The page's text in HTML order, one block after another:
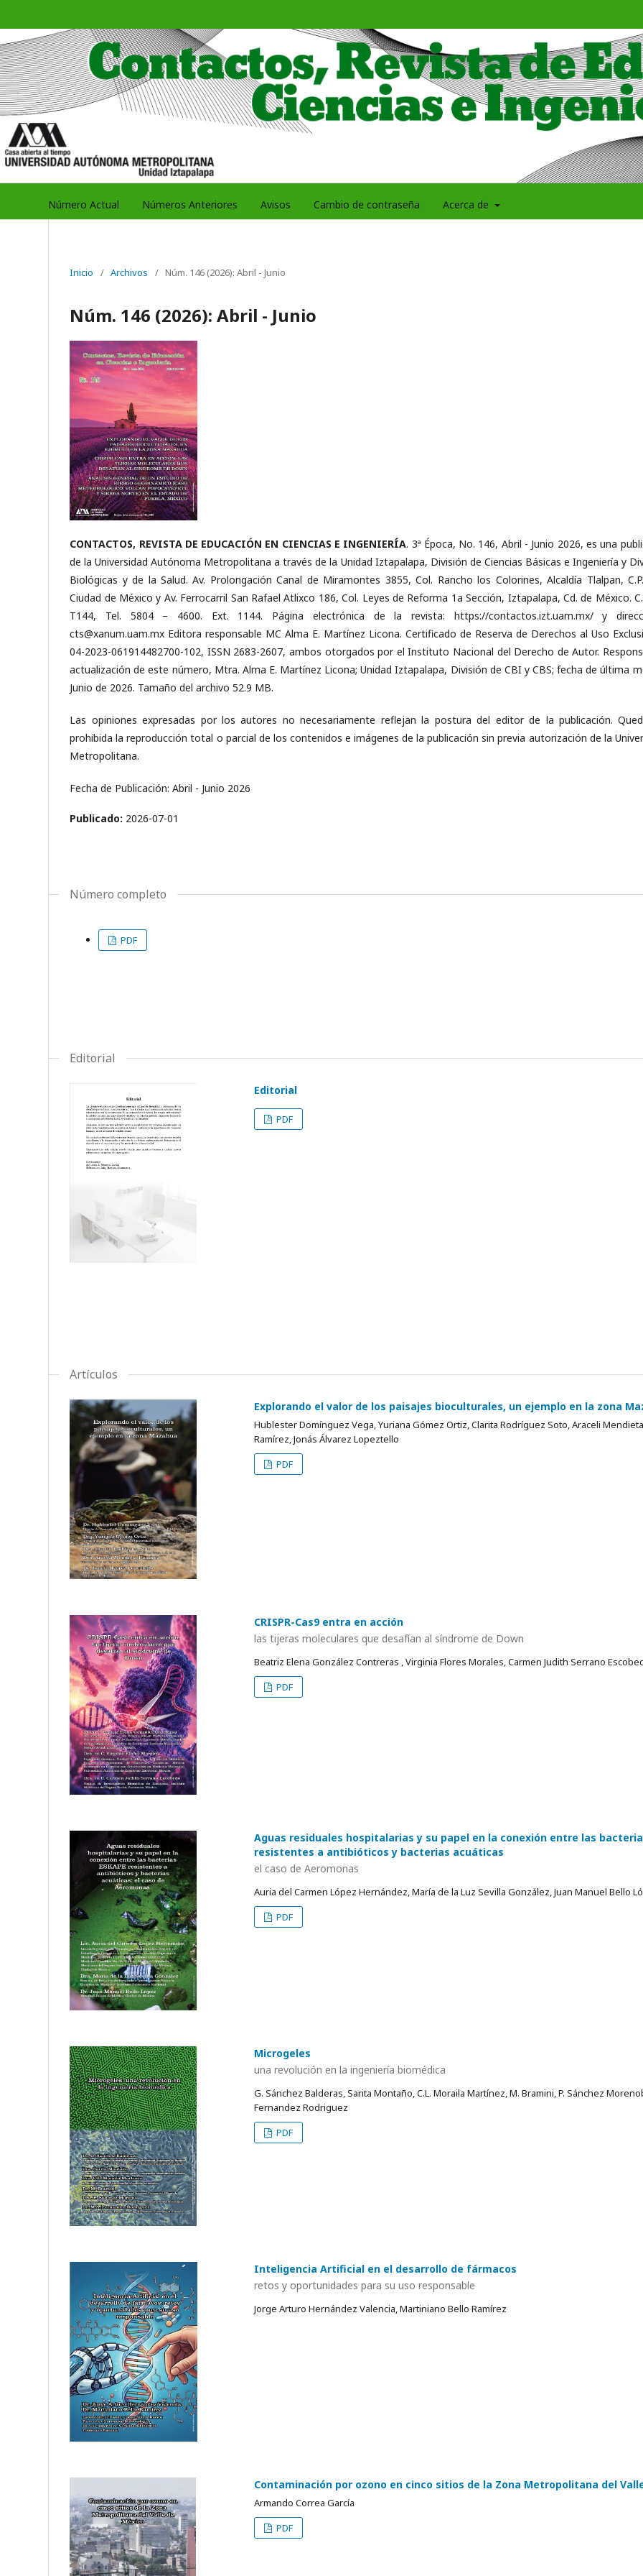
Número Actual Números Anteriores Avisos Cambio de contraseña Acerca de
Inicio / Archivos / Núm. 146 (2026): Abril - Junio
Núm. 146 (2026): Abril - Junio
CONTACTOS, REVISTA DE EDUCACIÓN EN CIENCIAS E INGENIERÍA. 3ª Época, No. 146, Abril - Junio 2026, es una
de la Universidad Autónoma Metropolitana a través de la Unidad Iztapalapa, División de Ciencias Básicas e Ingeniería y
Biológicas y de la Salud. Av. Prolongación Canal de Miramontes 3855, Col. Rancho los Colorines, Alcaldía Tlalpan,
Ciudad de México y Av. Ferrocarril San Rafael Atlixco 186, Col. Leyes de Reforma 1a Sección, Iztapalapa, Cd. de México.
T144, Tel. 5804 – 4600. Ext. 1144. Página electrónica de la revista: https://contactos.izt.uam.mx/ y
cts@xanum.uam.mx Editora responsable MC Alma E. Martínez Licona. Certificado de Reserva de Derechos al Uso
04-2023-061914482700-102, ISSN 2683-2607, ambos otorgados por el Instituto Nacional del Derecho de Autor.
actualización de este número, Mtra. Alma E. Martínez Licona; Unidad Iztapalapa, División de CBI y CBS; fecha de última
Junio de 2026. Tamaño del archivo 52.9 MB.
Las opiniones expresadas por los autores no necesariamente reflejan la postura del editor de la publicación.
prohibida la reproducción total o parcial de los contenidos e imágenes de la publicación sin previa autorización de la
Metropolitana.
Fecha de Publicación: Abril - Junio 2026
Publicado: 2026-07-01
Número completo
PDF
Editorial
Editorial
PDF
Artículos
Explorando el valor de los paisajes bioculturales, un ejemplo en la zona
Hublester Domínguez Vega, Yuriana Gómez Ortiz, Clarita Rodríguez Soto, Araceli
Ramírez, Jonás Álvarez Lopeztello
PDF
CRISPR-Cas9 entra en acción
las tijeras moleculares que desafían al síndrome de Down
Beatriz Elena González Contreras , Virginia Flores Morales, Carmen Judith Serrano
PDF
Aguas residuales hospitalarias y su papel en la conexión entre las
resistentes a antibióticos y bacterias acuáticas
el caso de Aeromonas
Auria del Carmen López Hernández, María de la Luz Sevilla González, Juan Manuel Bello
PDF
Microgeles
una revolución en la ingeniería biomédica
G. Sánchez Balderas, Sarita Montaño, C.L. Moraila Martínez, M. Bramini, P. Sánchez
Fernandez Rodriguez
PDF
Inteligencia Artificial en el desarrollo de fármacos
retos y oportunidades para su uso responsable
Jorge Arturo Hernández Valencia, Martiniano Bello Ramírez
Contaminación por ozono en cinco sitios de la Zona Metropolitana del
Armando Correa García
PDF